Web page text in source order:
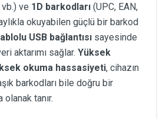
ve 1D barkodları (UPC, EAN,
okuyabilen güçlü bir barkod
USB bağlantısı sayesinde
aktarımı sağlar. Yüksek
okuma hassasiyeti, cihazın
barkodları bile doğru bir
tanır.